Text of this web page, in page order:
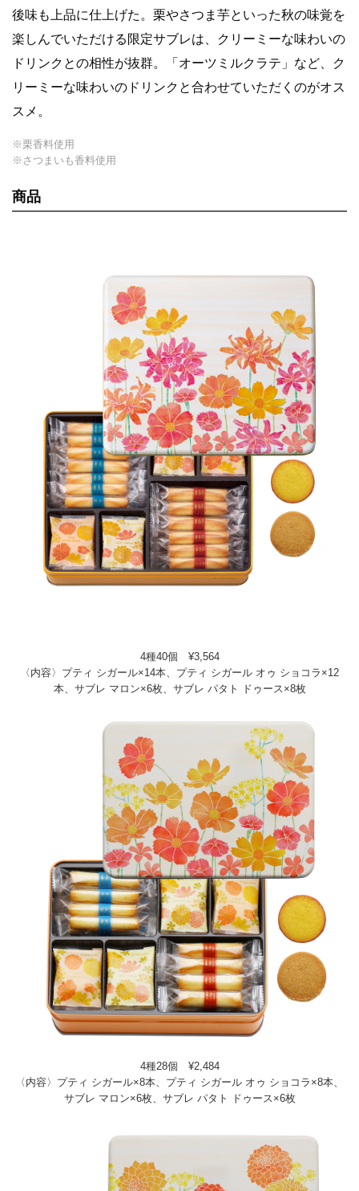
後味も上品に仕上げた。栗やさつま芋といった秋の味覚を
楽しんでいただける限定サブレは、クリーミーな味わいの
ドリンクとの相性が抜群。「オーツミルクラテ」など、ク
リーミーな味わいのドリンクと合わせていただくのがオス
スメ。
※栗香料使用
※さつまいも香料使用
商品
4種40個 ¥3,564
〈内容〉プティ シガール×14本、プティ シガール オゥ ショコラ×12
本、サブレ マロン×6枚、サブレ パタト ドゥース×8枚
4種28個 ¥2,484
〈内容〉プティ シガール×8本、プティ シガール オゥ ショコラ×8本、
サブレ マロン×6枚、サブレ パタト ドゥース×6枚